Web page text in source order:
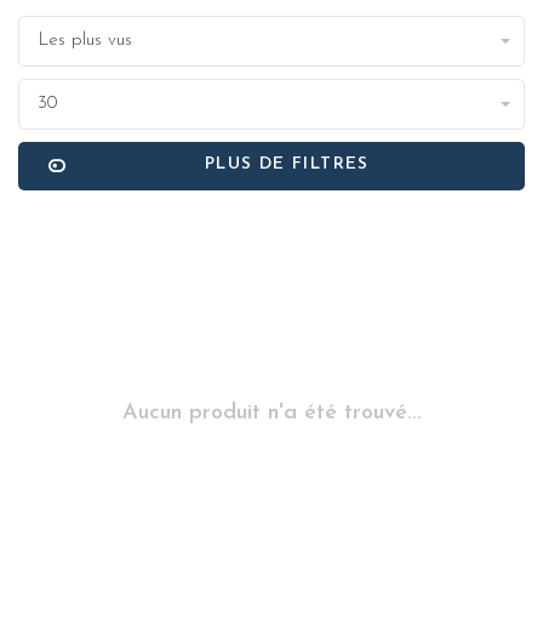
Les plus vus
30
PLUS DE FILTRES
Aucun produit n'a été trouvé...